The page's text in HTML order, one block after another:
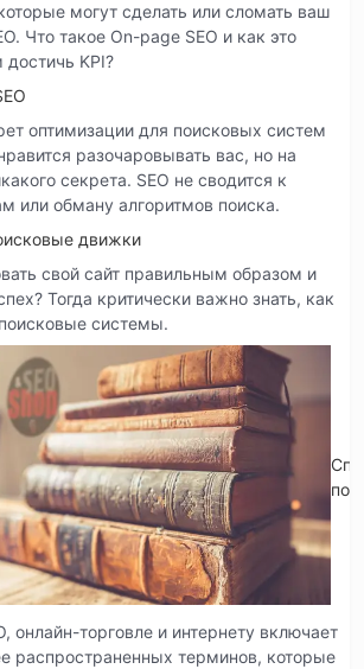
могут сделать или сломать ваш
Что такое On-page SEO и как это
KPI?
оптимизации для поисковых систем
разочаровывать вас, но на
секрета. SEO не сводится к
или обману алгоритмов поиска.
движки
свой сайт правильным образом и
Тогда критически важно знать, как
системы.
по
онлайн-торговле и интернету включает
распространенных терминов, которые